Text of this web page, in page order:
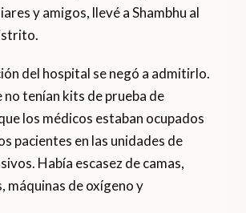
y amigos, llevé a Shambhu al
del hospital se negó a admitirlo.
no tenían kits de prueba de
los médicos estaban ocupados
pacientes en las unidades de
Había escasez de camas,
máquinas de oxígeno y